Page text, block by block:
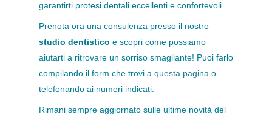
garantirti protesi dentali eccellenti e confortevoli.
Prenota ora una consulenza presso il nostro
studio dentistico e scopri come possiamo
aiutarti a ritrovare un sorriso smagliante! Puoi farlo
compilando il form che trovi a questa pagina o
telefonando ai numeri indicati.
Rimani sempre aggiornato sulle ultime novità del